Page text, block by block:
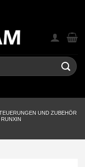
UND ZUBEHÖR